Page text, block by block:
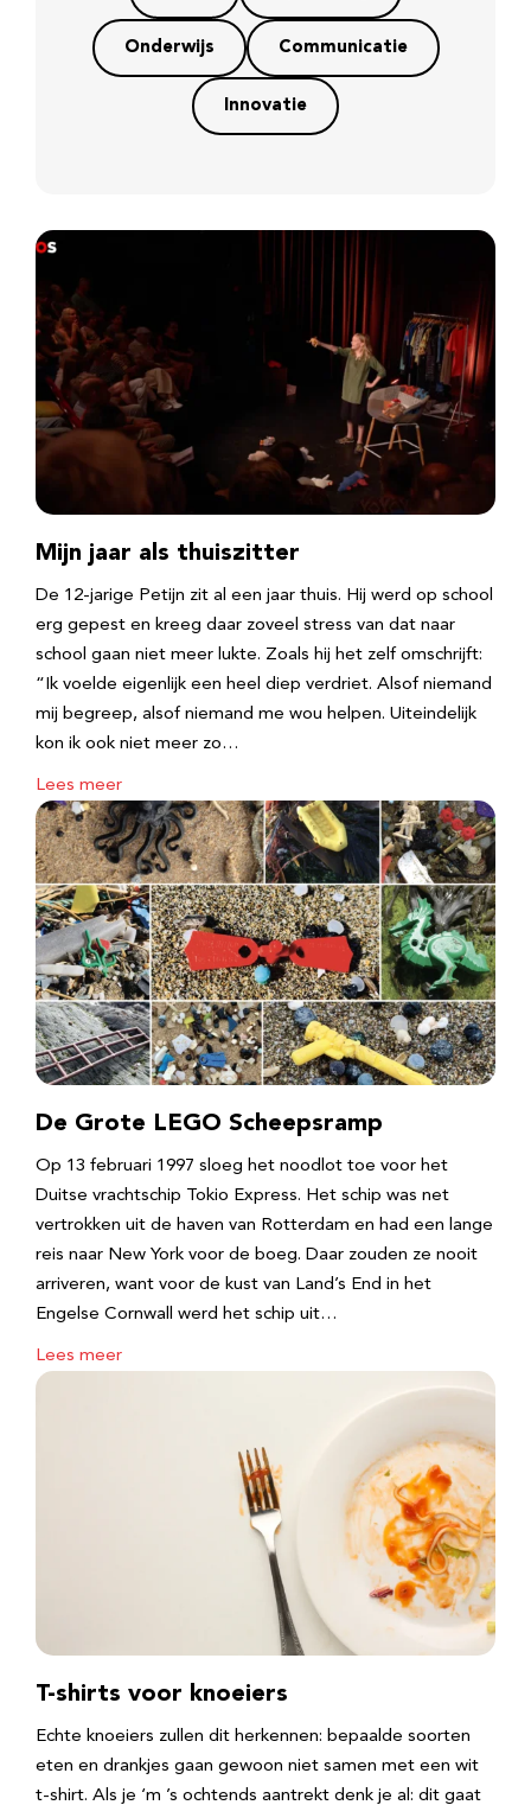
Onderwijs Communicatie
Innovatie
Mijn jaar als thuiszitter
De 12-jarige Petijn zit al een jaar thuis. Hij werd op school
erg gepest en kreeg daar zoveel stress van dat naar
school gaan niet meer lukte. Zoals hij het zelf omschrijft:
“Ik voelde eigenlijk een heel diep verdriet. Alsof niemand
mij begreep, alsof niemand me wou helpen. Uiteindelijk
kon ik ook niet meer zo…
Lees meer
De Grote LEGO Scheepsramp
Op 13 februari 1997 sloeg het noodlot toe voor het
Duitse vrachtschip Tokio Express. Het schip was net
vertrokken uit de haven van Rotterdam en had een lange
reis naar New York voor de boeg. Daar zouden ze nooit
arriveren, want voor de kust van Land’s End in het
Engelse Cornwall werd het schip uit…
Lees meer
T-shirts voor knoeiers
Echte knoeiers zullen dit herkennen: bepaalde soorten
eten en drankjes gaan gewoon niet samen met een wit
t-shirt. Als je ‘m ’s ochtends aantrekt denk je al: dit gaat